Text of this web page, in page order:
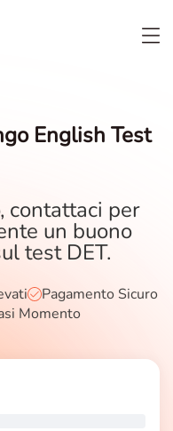
English Test
contattaci per
un buono
test DET.
Pagamento Sicuro
Momento